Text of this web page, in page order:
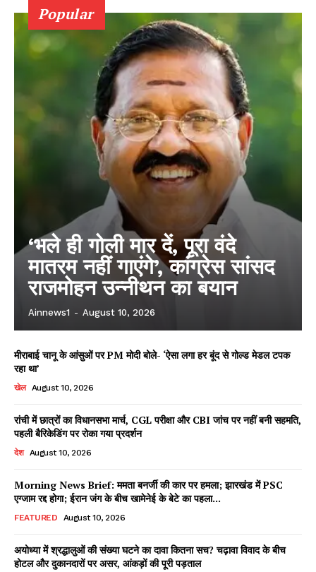
Facebook
X WhatsApp
Share
Popular
‘भले ही गोली मार दें, पूरा वंदे
मातरम नहीं गाएंगे’, कांग्रेस सांसद
राजमोहन उन्नीथन का बयान
Ainnews1 - August 10, 2026
मीराबाई चानू के आंसुओं पर PM मोदी बोले- ‘ऐसा लगा हर बूंद से गोल्ड मेडल टपक
रहा था’
खेल August 10, 2026
रांची में छात्रों का विधानसभा मार्च, CGL परीक्षा और CBI जांच पर नहीं बनी सहमति,
पहली बैरिकेडिंग पर रोका गया प्रदर्शन
देश August 10, 2026
Morning News Brief: ममता बनर्जी की कार पर हमला; झारखंड में PSC
एग्जाम रद्द होगा; ईरान जंग के बीच खामेनेई के बेटे का पहला...
FEATURED August 10, 2026
अयोध्या में श्रद्धालुओं की संख्या घटने का दावा कितना सच? चढ़ावा विवाद के बीच
होटल और दुकानदारों पर असर, आंकड़ों की पूरी पड़ताल